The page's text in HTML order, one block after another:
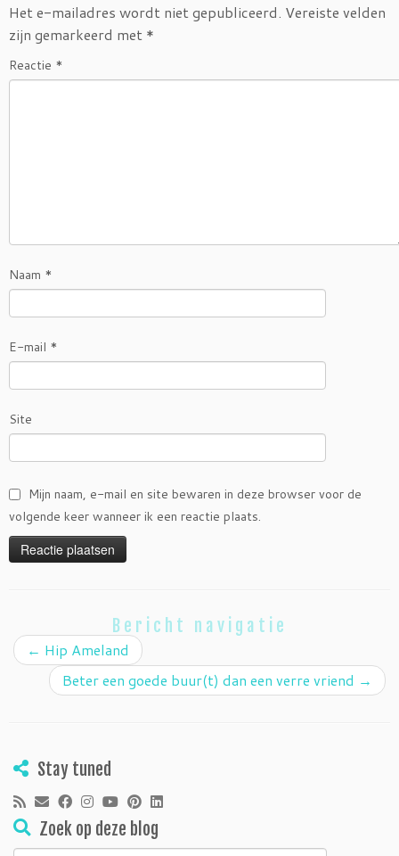
Het e-mailadres wordt niet gepubliceerd. Vereiste velden
zijn gemarkeerd met *
Reactie *
Naam *
E-mail *
Site
Mijn naam, e-mail en site bewaren in deze browser voor de
volgende keer wanneer ik een reactie plaats.
Bericht navigatie
← Hip Ameland
Beter een goede buur(t) dan een verre vriend →
Stay tuned
Zoek op deze blog